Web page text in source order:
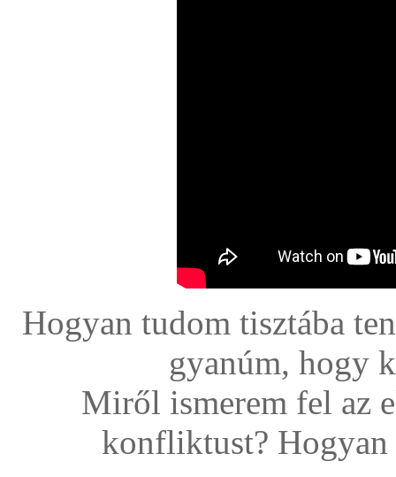
Hogyan tudom tisztába
gyanúm, hogy
Miről ismerem fel az
konfliktust?